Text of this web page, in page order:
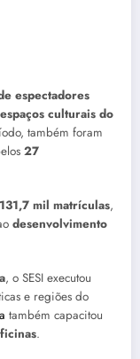
espectadores
culturais do
também foram
27
mil matrículas,
desenvolvimento
, o SESI executou
e regiões do
também capacitou
.